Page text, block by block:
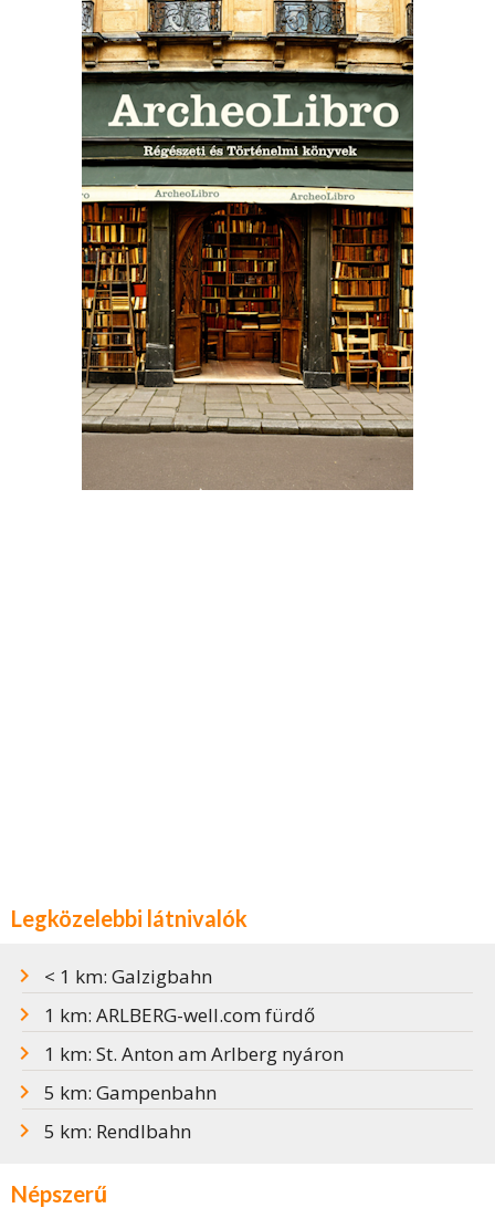
Legközelebbi látnivalók
< 1 km: Galzigbahn
1 km: ARLBERG-well.com fürdő
1 km: St. Anton am Arlberg nyáron
5 km: Gampenbahn
5 km: Rendlbahn
Népszerű